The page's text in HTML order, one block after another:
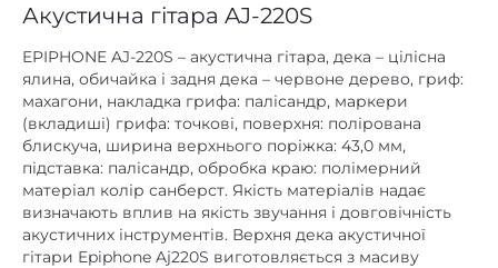
Акустична гітара AJ-220S
EPIPHONE AJ-220S – акустична гітара, дека – цілісна
ялина, обичайка і задня дека – червоне дерево, гриф:
махагони, накладка грифа: палісандр, маркери
(вкладиші) грифа: точкові, поверхня: полірована
блискуча, ширина верхнього поріжка: 43,0 мм,
підставка: палісандр, обробка краю: полімерний
матеріал колір санберст. Якість матеріалів надає
визначають вплив на якість звучання і довговічність
акустичних інструментів. Верхня дека акустичної
гітари Epiphone Aj220S виготовляється з масиву